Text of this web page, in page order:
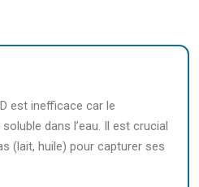
est inefficace car le
dans l’eau. Il est crucial
(lait, huile) pour capturer ses